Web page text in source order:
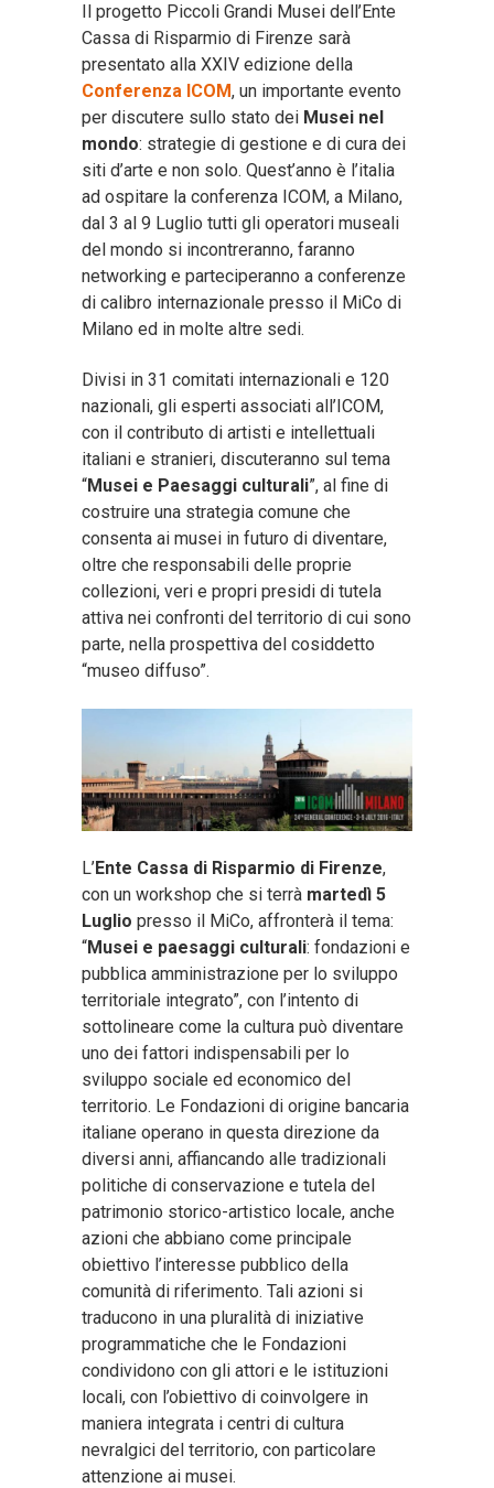
Il progetto Piccoli Grandi Musei dell’Ente
Cassa di Risparmio di Firenze sarà
presentato alla XXIV edizione della
Conferenza ICOM, un importante evento
per discutere sullo stato dei Musei nel
mondo: strategie di gestione e di cura dei
siti d’arte e non solo. Quest’anno è l’italia
ad ospitare la conferenza ICOM, a Milano,
dal 3 al 9 Luglio tutti gli operatori museali
del mondo si incontreranno, faranno
networking e parteciperanno a conferenze
di calibro internazionale presso il MiCo di
Milano ed in molte altre sedi.
Divisi in 31 comitati internazionali e 120
nazionali, gli esperti associati all’ICOM,
con il contributo di artisti e intellettuali
italiani e stranieri, discuteranno sul tema
“Musei e Paesaggi culturali”, al fine di
costruire una strategia comune che
consenta ai musei in futuro di diventare,
oltre che responsabili delle proprie
collezioni, veri e propri presidi di tutela
attiva nei confronti del territorio di cui sono
parte, nella prospettiva del cosiddetto
“museo diffuso”.
L’Ente Cassa di Risparmio di Firenze,
con un workshop che si terrà martedì 5
Luglio presso il MiCo, affronterà il tema:
“Musei e paesaggi culturali: fondazioni e
pubblica amministrazione per lo sviluppo
territoriale integrato”, con l’intento di
sottolineare come la cultura può diventare
uno dei fattori indispensabili per lo
sviluppo sociale ed economico del
territorio. Le Fondazioni di origine bancaria
italiane operano in questa direzione da
diversi anni, affiancando alle tradizionali
politiche di conservazione e tutela del
patrimonio storico-artistico locale, anche
azioni che abbiano come principale
obiettivo l’interesse pubblico della
comunità di riferimento. Tali azioni si
traducono in una pluralità di iniziative
programmatiche che le Fondazioni
condividono con gli attori e le istituzioni
locali, con l’obiettivo di coinvolgere in
maniera integrata i centri di cultura
nevralgici del territorio, con particolare
attenzione ai musei.